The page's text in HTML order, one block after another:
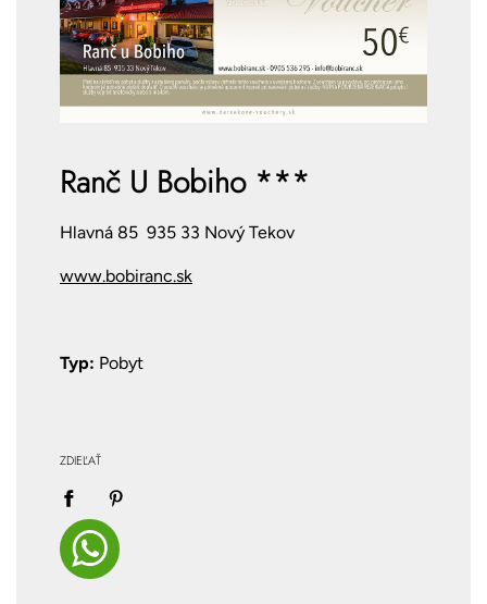
Ranč U Bobiho ***
Hlavná 85 935 33 Nový Tekov
www.bobiranc.sk
Typ: Pobyt
ZDIEĽAŤ